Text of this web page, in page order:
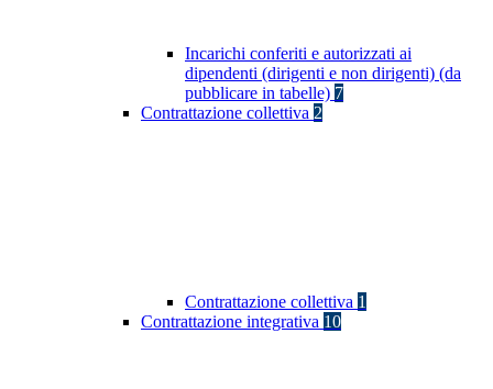
Incarichi conferiti e autorizzati ai
dipendenti (dirigenti e non dirigenti) (da
pubblicare in tabelle) 7
Contrattazione collettiva 2
Contrattazione collettiva 1
Contrattazione integrativa 10